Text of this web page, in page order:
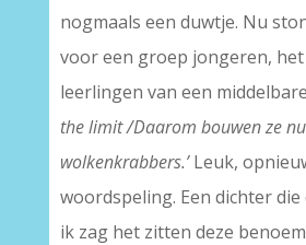
nogmaals een duwtje. Nu
voor een groep jongeren,
leerlingen van een
the limit /Daarom bouwen ze nu
wolkenkrabbers.’Leuk,
woordspeling. Een dichter
ik zag het zitten deze